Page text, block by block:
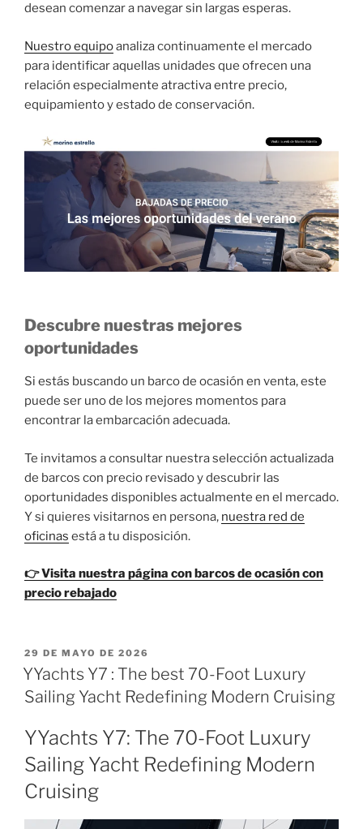
desean comenzar a navegar sin largas esperas.
Nuestro equipoanaliza continuamente el mercado
para identificar aquellas unidades que ofrecen una
relación especialmente atractiva entre precio,
equipamiento y estado de conservación.
Descubre nuestras mejores
oportunidades
Si estás buscando un barco de ocasión en venta, este
puede ser uno de los mejores momentos para
encontrar la embarcación adecuada.
Te invitamos a consultar nuestra selección actualizada
de barcos con precio revisado y descubrir las
oportunidades disponibles actualmente en el mercado.
Y si quieres visitarnos en persona, nuestra red de
oficinas está a tu disposición.
👉 Visita nuestra página con barcos de ocasión con
precio rebajado
PUBLICADO
EL
29 DE MAYO DE 2026
YYachts Y7 : The best 70-Foot Luxury
Sailing Yacht Redefining Modern Cruising
YYachts Y7: The 70-Foot Luxury
Sailing Yacht Redefining Modern
Cruising